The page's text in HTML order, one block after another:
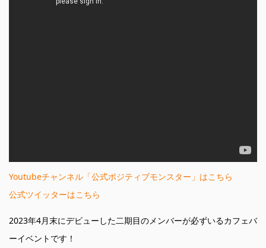
Youtubeチャンネル「公式ポジティブモンスター」はこちら
公式ツイッターはこちら
2023年4月末にデビューした二期目のメンバーが必ずいるカフェバ
ーイベントです！